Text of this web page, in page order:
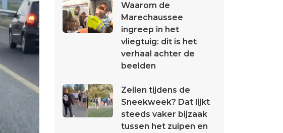
Waarom de
Marechaussee
ingreep in het
vliegtuig: dit is het
verhaal achter de
beelden
Zeilen tijdens de
Sneekweek? Dat lijkt
steeds vaker bijzaak
tussen het zuipen en